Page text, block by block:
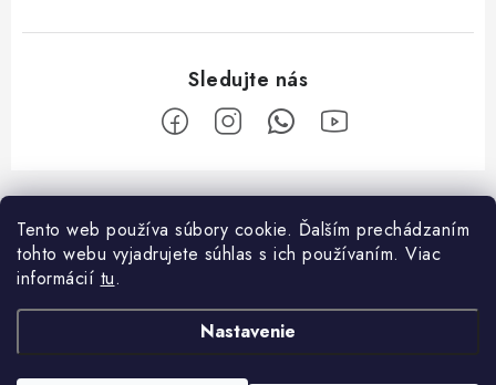
Tento web používa súbory cookie. Ďalším prechádzaním
tohto webu vyjadrujete súhlas s ich používaním. Viac
informácií tu.
Nastavenie
Z
á
Facebook
O nákupe
Reklamačný poriadok
O spoločnosti